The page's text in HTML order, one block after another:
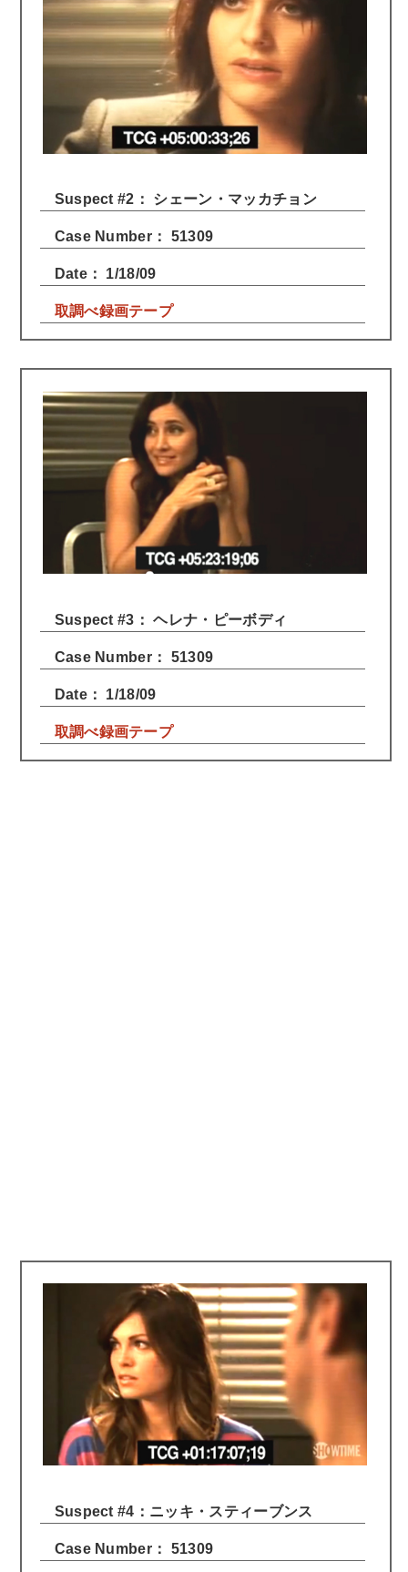
Suspect #2： シェーン・マッカチョン
Case Number： 51309
Date： 1/18/09
取調べ録画テープ
Suspect #3： ヘレナ・ピーボディ
Case Number： 51309
Date： 1/18/09
取調べ録画テープ
Suspect #4：ニッキ・スティーブンス
Case Number： 51309